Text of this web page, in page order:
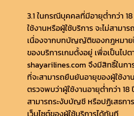
3.1 ในกรณีบุคคลที่มีอายุต่ำกว่า
ใช้งานหรือผู้ใช้บริการ จะไม่สามาร
เนื่องจากบทบัญญัติของกฎหมาย
ของบริการเกมตั้งอยู่ เพื่อเป็นไป
shayarilines.com จึงมีสิทธิ์ในกา
ที่จะสามารถยืนยันอายุของผู้ใช้งา
ตรวจพบว่าผู้ใช้งานอายุต่ำกว่า
สามารถระงับบัญชี หรือปฏิเสธกา
เว็บไซต์ของผู้ใช้บริการได้ทันที